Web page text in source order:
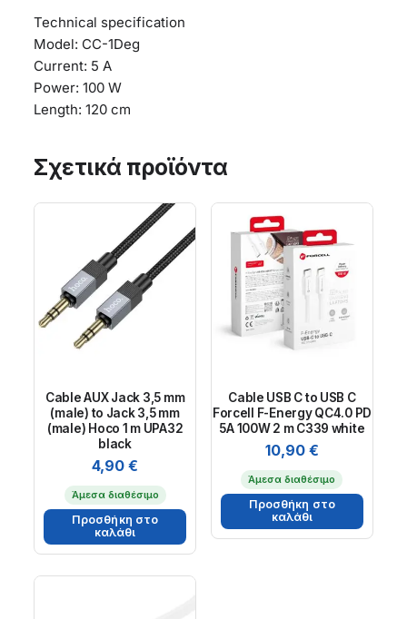
Technical specification
Model: CC-1Deg
Current: 5 A
Power: 100 W
Length: 120 cm
Σχετικά προϊόντα
Cable AUX Jack 3,5 mm
(male) to Jack 3,5 mm
(male) Hoco 1 m UPA32
black
4,90€
Άμεσα διαθέσιμο
Προσθήκη στο
καλάθι
Cable USB C to USB C
Forcell F-Energy QC4.0 PD
5A 100W 2 m C339 white
10,90 €
Άμεσα διαθέσιμο
Προσθήκη στο
καλάθι